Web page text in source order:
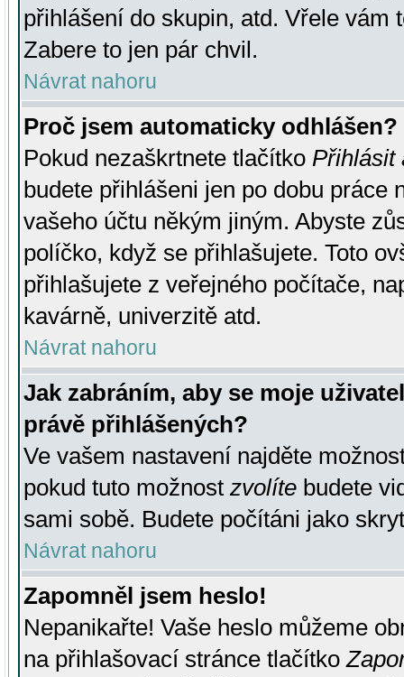
přihlášení do skupin, atd. Vřele vám
Zabere to jen pár chvil.
Návrat nahoru
Proč jsem automaticky odhlášen?
Pokud nezaškrtnete tlačítko Přihlásit
budete přihlášeni jen po dobu práce
vašeho účtu někým jiným. Abyste
políčko, když se přihlašujete. Toto
přihlašujete z veřejného počítače,
kavárně, univerzitě atd.
Návrat nahoru
Jak zabráním, aby se moje
právě přihlášených?
Ve vašem nastavení najděte
pokud tuto možnost zvolíte budete
sami sobě. Budete počítáni jako
Návrat nahoru
Zapomněl jsem heslo!
Nepanikařte! Vaše heslo můžeme
na přihlašovací stránce tlačítko